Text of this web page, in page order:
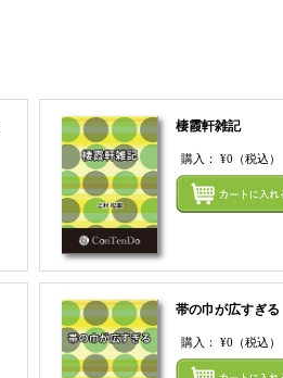
まとめてカートにいれる
棲霞軒雑記
購入： ¥0 （税込）
まとめてカートにいれる
帯の巾が広すぎる
購入： ¥0 （税込）